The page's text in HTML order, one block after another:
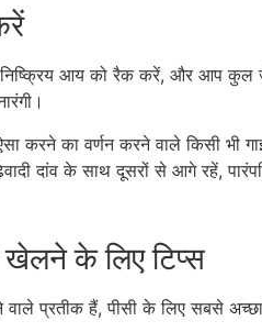
आय को रैक करें, और आप कुल
करने का वर्णन करने वाले किसी भी
दांव के साथ दूसरों से आगे रहें,
के लिए टिप्स
प्रतीक हैं, पीसी के लिए सबसे अच्छा